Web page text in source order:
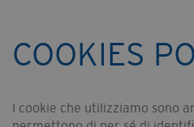
COOKIES
I cookie che utilizziamo sono